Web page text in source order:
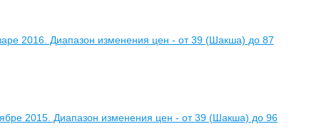
2016. Диапазон изменения цен - от 39 (Шакша) до 87
2015. Диапазон изменения цен - от 39 (Шакша) до 96